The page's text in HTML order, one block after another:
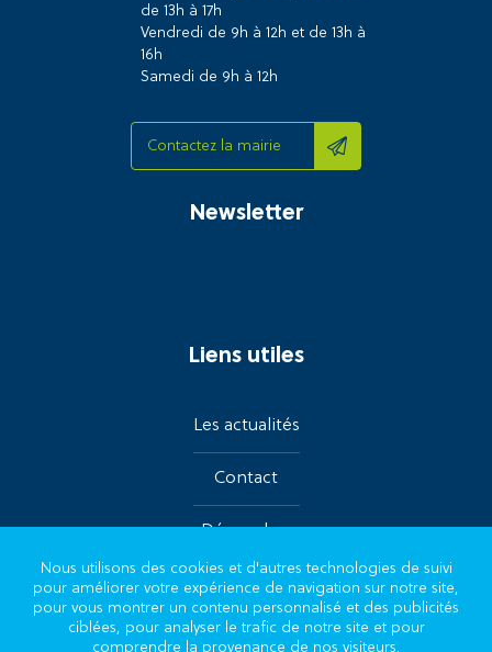
de 13h à 17h
Vendredi de 9h à 12h et de 13h à
16h
Samedi de 9h à 12h
Contactez la mairie
Newsletter
Liens utiles
Les actualités
Contact
Démarches
Suivez-nous sur les réseaux
Nous utilisons des cookies et d'autres technologies de suivi
pour améliorer votre expérience de navigation sur notre site,
pour vous montrer un contenu personnalisé et des publicités
ciblées, pour analyser le trafic de notre site et pour
comprendre la provenance de nos visiteurs.